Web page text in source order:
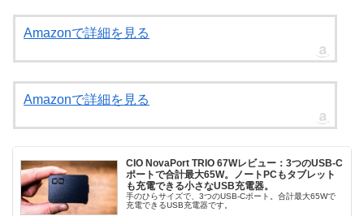
Amazonで詳細を見る
Amazonで詳細を見る
CIO NovaPort TRIO 67Wレビュー：3つのUSB-C
ポートで合計最大65W。ノートPCもタブレット
も充電できる小さなUSB充電器。
手のひらサイズで、3つのUSB-Cポート。合計最大65Wで
充電できるUSB充電器です。